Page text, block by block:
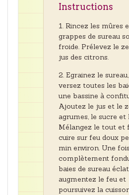
Instructions
Rincez les mûres
grappes de sureau
froide. Prélevez le
jus des citrons.
Egrainez le
versez toutes les
une bassine à
Ajoutez le jus et le
agrumes, le sucre et
Mélangez le tout et
cuire sur feu doux
min environ. Une
complètement
baies de sureau
augmentez le feu et
poursuivez la